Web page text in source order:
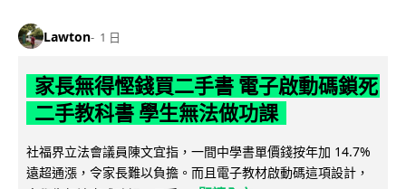
Lawton 1 日
家長無得慳錢買二手書 電子啟動碼鎖死
二手教科書 學生無法做功課
社福界立法會議員陳文宜指，一間中學書單價錢按年加 14.7%
遠超通漲，令家長難以負擔。而且電子教材啟動碼這項設計，